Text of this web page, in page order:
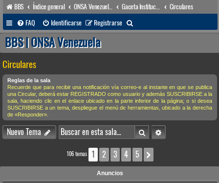
BBS Índice general ONSA Venezuela (acceso público)
Circulares
FAQ
Identificarse Registrarse
u
a
r
BBS | ONSA Venezuela
Circulares
Reglas de la sala
Recuerde que para recibir una notificación vía correo-e al instante en que se publica
una Circular, deberá estar REGISTRADO como usuario y además SUSCRIBIRSE a la
sala, haciendo clic en el enlace ubicado en la parte inferior de la página; o si desea
SUSCRIBIRSE a un tema, despliegue el menú de herramientas, ubicado a la derecha
de «Responder».
Nuevo Tema BuscarBúsqueda avanzada
106 temas 1 2 3 4 5
Anuncios